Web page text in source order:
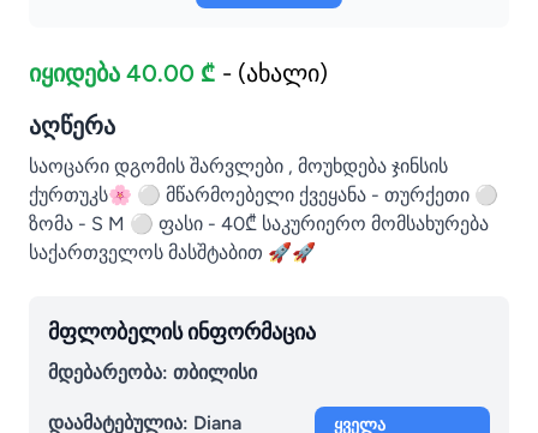
იყიდება 40.00 ₾ - (ახალი)
აღწერა
საოცარი დგომის შარვლები , მოუხდება ჯინსის
ქურთუკს🌸 ⚪️ მწარმოებელი ქვეყანა - თურქეთი ⚪️
ზომა - S M ⚪️ ფასი - 40₾ საკურიერო მომსახურება
საქართველოს მასშტაბით 🚀🚀
მფლობელის ინფორმაცია
მდებარეობა: თბილისი
დაამატებულია: Diana ყველა